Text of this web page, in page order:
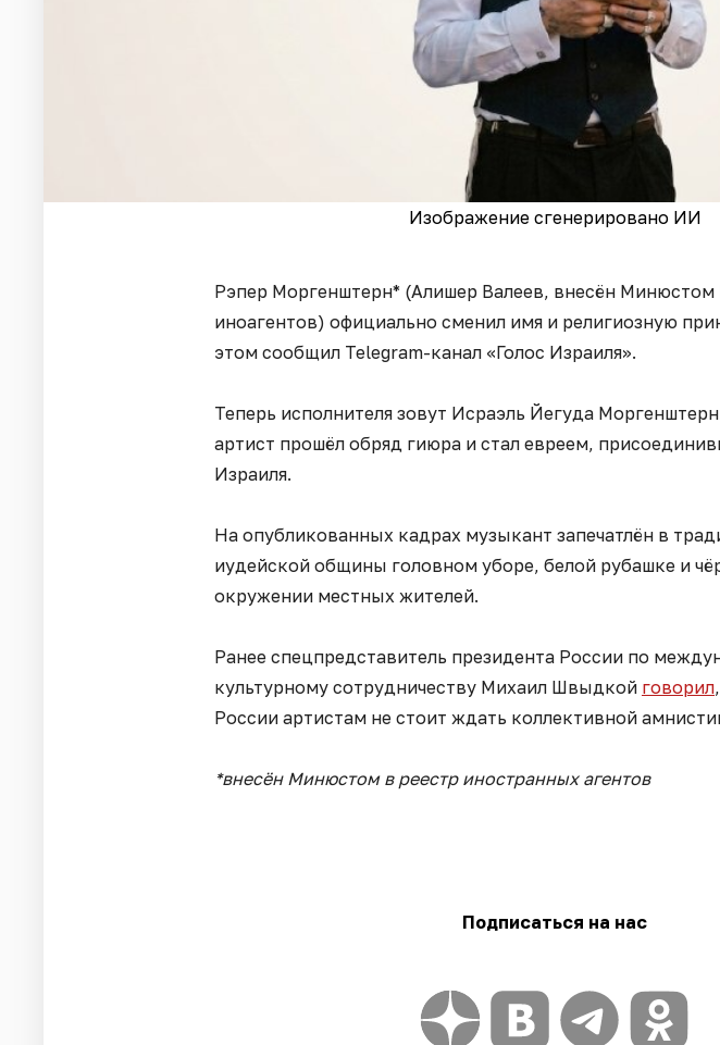
Изображение сгенерировано ИИ
Рэпер Моргенштерн* (Алишер Валеев, внесён Минюстом
иноагентов) официально сменил имя и религиозную
этом сообщил Telegram-канал «Голос Израиля».
Теперь исполнителя зовут Исраэль Йегуда
артист прошёл обряд гиюра и стал евреем,
Израиля.
На опубликованных кадрах музыкант запечатлён в
иудейской общины головном уборе, белой рубашке и
окружении местных жителей.
Ранее спецпредставитель президента России по
культурному сотрудничеству Михаил Швыдкой говорил
России артистам не стоит ждать коллективной
*внесён Минюстом в реестр иностранных агентов
Подписаться на нас